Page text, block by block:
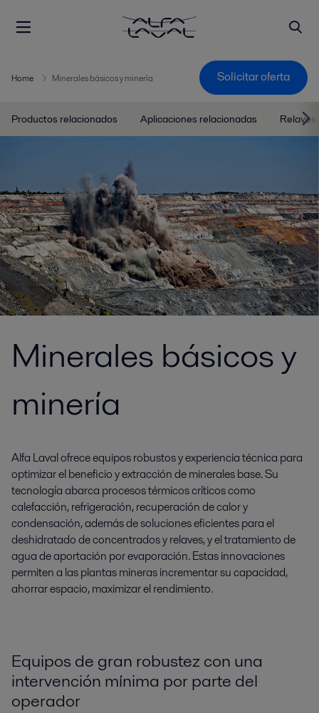
Home Minerales básicos y minería Solicitar oferta
Productos relacionados Aplicaciones relacionadas
Minerales básicos y
minería
Alfa Laval ofrece equipos robustos y experiencia técnica para
optimizar el beneficio y extracción de minerales base. Su
tecnología abarca procesos térmicos críticos como
calefacción, refrigeración, recuperación de calor y
condensación, además de soluciones eficientes para el
deshidratado de concentrados y relaves, y el tratamiento de
agua de aportación por evaporación. Estas innovaciones
permiten a las plantas mineras incrementar su capacidad,
ahorrar espacio, maximizar el rendimiento.
Equipos de gran robustez con una
intervención mínima por parte del
operador